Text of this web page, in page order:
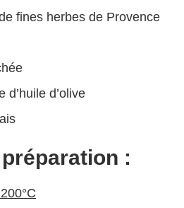
fines herbes de Provence
d’huile d’olive
: